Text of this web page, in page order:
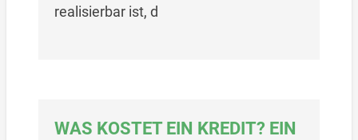
realisierbar ist, d
WAS KOSTET EIN KREDIT? EIN